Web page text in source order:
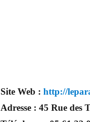
Site Web :http://
Adresse :45 Rue des